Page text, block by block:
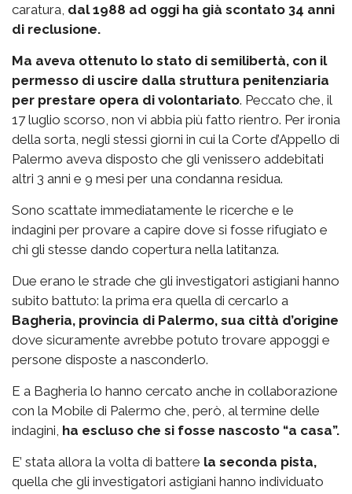
caratura, dal 1988 ad oggi ha già scontato 34 anni
di reclusione.
Ma aveva ottenuto lo stato di semilibertà, con il
permesso di uscire dalla struttura penitenziaria
per prestare opera di volontariato. Peccato che, il
17 luglio scorso, non vi abbia più fatto rientro. Per ironia
della sorta, negli stessi giorni in cui la Corte d’Appello di
Palermo aveva disposto che gli venissero addebitati
altri 3 anni e 9 mesi per una condanna residua.
Sono scattate immediatamente le ricerche e le
indagini per provare a capire dove si fosse rifugiato e
chi gli stesse dando copertura nella latitanza.
Due erano le strade che gli investigatori astigiani hanno
subito battuto: la prima era quella di cercarlo a
Bagheria, provincia di Palermo, sua città d’origine
dove sicuramente avrebbe potuto trovare appoggi e
persone disposte a nasconderlo.
E a Bagheria lo hanno cercato anche in collaborazione
con la Mobile di Palermo che, però, al termine delle
indagini, ha escluso che si fosse nascosto “a casa”.
E’ stata allora la volta di battere la seconda pista,
quella che gli investigatori astigiani hanno individuato